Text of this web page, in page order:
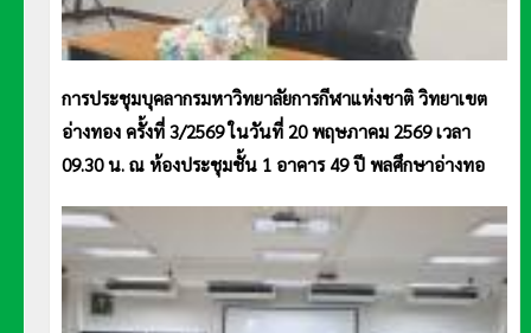
การประชุมบุคลากรมหาวิทยาลัยการกีฬาแห่งชาติ วิทยาเขต
อ่างทอง ครั้งที่ 3/2569 ในวันที่ 20 พฤษภาคม 2569 เวลา
09.30 น. ณ ห้องประชุมชั้น 1 อาคาร 49 ปี พลศึกษาอ่างทอ